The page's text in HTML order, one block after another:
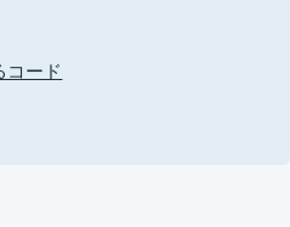
コード